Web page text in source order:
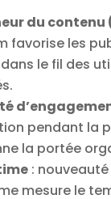
du contenu
favorise les
le fil des
pendant la
la portée
: nouveauté
mesure le